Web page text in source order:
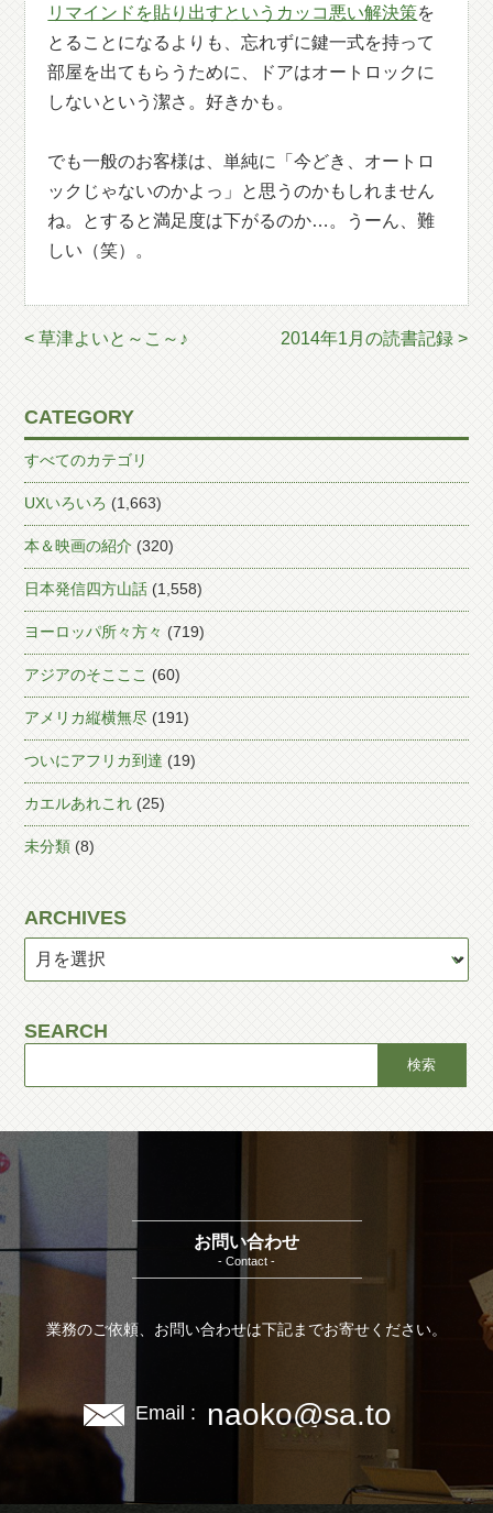
リマインドを貼り出すというカッコ悪い解決策を
とることになるよりも、忘れずに鍵一式を持って
部屋を出てもらうために、ドアはオートロックに
しないという潔さ。好きかも。
でも一般のお客様は、単純に「今どき、オートロ
ックじゃないのかよっ」と思うのかもしれません
ね。とすると満足度は下がるのか…。うーん、難
しい（笑）。
< 草津よいと～こ～♪ 2014年1月の読書記録 >
CATEGORY
すべてのカテゴリ
UXいろいろ (1,663)
本＆映画の紹介 (320)
日本発信四方山話 (1,558)
ヨーロッパ所々方々 (719)
アジアのそこここ (60)
アメリカ縦横無尽 (191)
ついにアフリカ到達 (19)
カエルあれこれ (25)
未分類 (8)
ARCHIVES
SEARCH
お問い合わせ
- Contact -
業務のご依頼、お問い合わせは下記までお寄せください。
Email : naoko@sa.to